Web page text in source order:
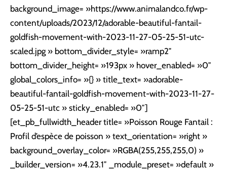
background_image= »https://www.animalandco.fr/wp-
content/uploads/2023/12/adorable-beautiful-fantail-
goldfish-movement-with-2023-11-27-05-25-51-utc-
scaled.jpg » bottom_divider_style= »ramp2″
bottom_divider_height= »193px » hover_enabled= »0″
global_colors_info= »{} » title_text= »adorable-
beautiful-fantail-goldfish-movement-with-2023-11-27-
05-25-51-utc » sticky_enabled= »0″]
[et_pb_fullwidth_header title= »Poisson Rouge Fantail :
Profil d’espèce de poisson » text_orientation= »right »
background_overlay_color= »RGBA(255,255,255,0) »
_builder_version= »4.23.1″ _module_preset= »default »